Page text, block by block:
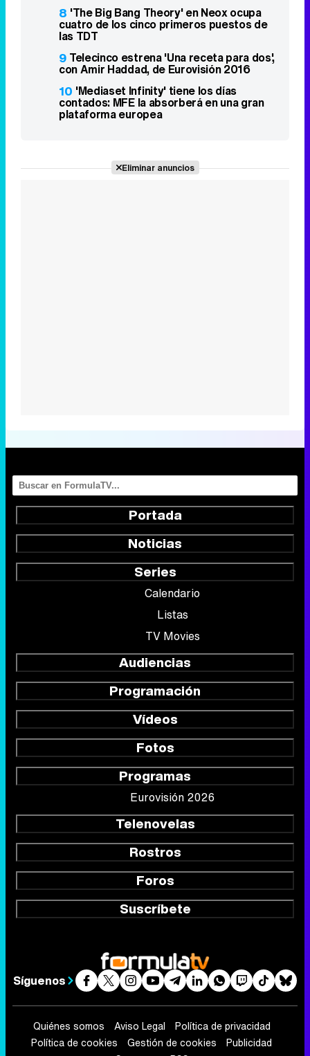
8 'The Big Bang Theory' en Neox ocupa
cuatro de los cinco primeros puestos de
las TDT
9 Telecinco estrena 'Una receta para dos',
con Amir Haddad, de Eurovisión 2016
10 'Mediaset Infinity' tiene los días
contados: MFE la absorberá en una gran
plataforma europea
Eliminar anuncios
Portada
Noticias
Series
Calendario
Listas
TV Movies
Audiencias
Programación
Vídeos
Fotos
Programas
Eurovisión 2026
Telenovelas
Rostros
Foros
Suscríbete
Síguenos
Quiénes somos Aviso Legal
Política de privacidad
Política de cookies
Gestión de cookies
Publicidad